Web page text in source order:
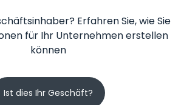
Erfahren Sie, wie Sie
für Ihr Unternehmen erstellen
können
Ist dies Ihr Geschäft?